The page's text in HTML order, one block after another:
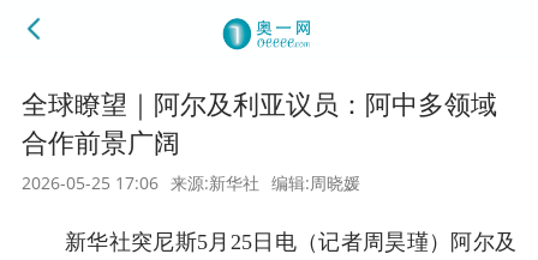
全球瞭望｜阿尔及利亚议员：阿中多领域
合作前景广阔
2026-05-25 17:06 来源:新华社 编辑:周晓媛
新华社突尼斯5月25日电（记者周昊瑾）阿尔及